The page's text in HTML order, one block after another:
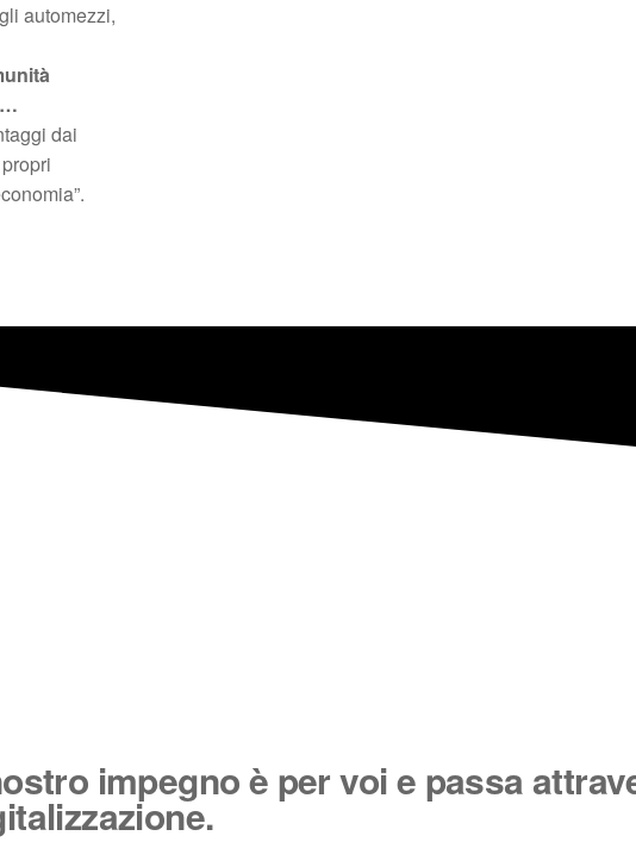
automezzi,
dai
impegno è per voi e passa